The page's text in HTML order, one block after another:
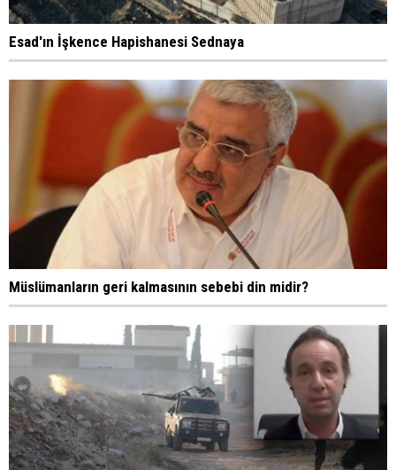
Esad'ın İşkence Hapishanesi Sednaya
Müslümanların geri kalmasının sebebi din midir?